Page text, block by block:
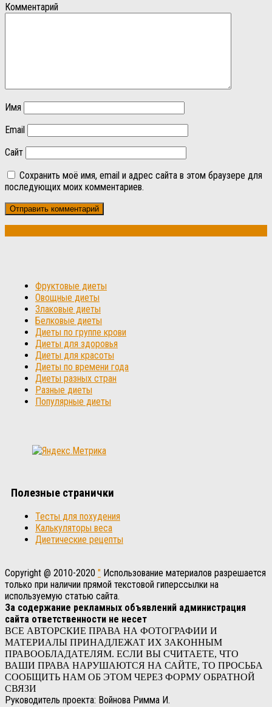
Комментарий
Имя
Email
Сайт
Сохранить моё имя, email и адрес сайта в этом браузере для
последующих моих комментариев.
Фруктовые диеты
Овощные диеты
Злаковые диеты
Белковые диеты
Диеты по группе крови
Диеты для здоровья
Диеты для красоты
Диеты по времени года
Диеты разных стран
Разные диеты
Популярные диеты
Полезные странички
Тесты для похудения
Калькуляторы веса
Диетические рецепты
Copyright @ 2010-2020 " Использование материалов разрешается
только при наличии прямой текстовой гиперссылки на
используемую статью сайта.
За содержание рекламных объявлений администрация
сайта ответственности не несет
ВСЕ АВТОРСКИЕ ПРАВА НА ФОТОГРАФИИ И
МАТЕРИАЛЫ ПРИНАДЛЕЖАТ ИХ ЗАКОННЫМ
ПРАВООБЛАДАТЕЛЯМ. ЕСЛИ ВЫ СЧИТАЕТЕ, ЧТО
ВАШИ ПРАВА НАРУШАЮТСЯ НА САЙТЕ, ТО ПРОСЬБА
СООБЩИТЬ НАМ ОБ ЭТОМ ЧЕРЕЗ ФОРМУ ОБРАТНОЙ
СВЯЗИ
Руководитель проекта: Войнова Римма И.